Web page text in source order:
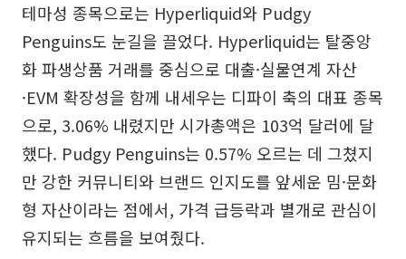
테마성 종목으로는 Hyperliquid와 Pudgy
Penguins도 눈길을 끌었다. Hyperliquid는 탈중앙
화 파생상품 거래를 중심으로 대출·실물연계 자산
·EVM 확장성을 함께 내세우는 디파이 축의 대표 종목
으로, 3.06% 내렸지만 시가총액은 103억 달러에 달
했다. Pudgy Penguins는 0.57% 오르는 데 그쳤지
만 강한 커뮤니티와 브랜드 인지도를 앞세운 밈·문화
형 자산이라는 점에서, 가격 급등락과 별개로 관심이
유지되는 흐름을 보여줬다.